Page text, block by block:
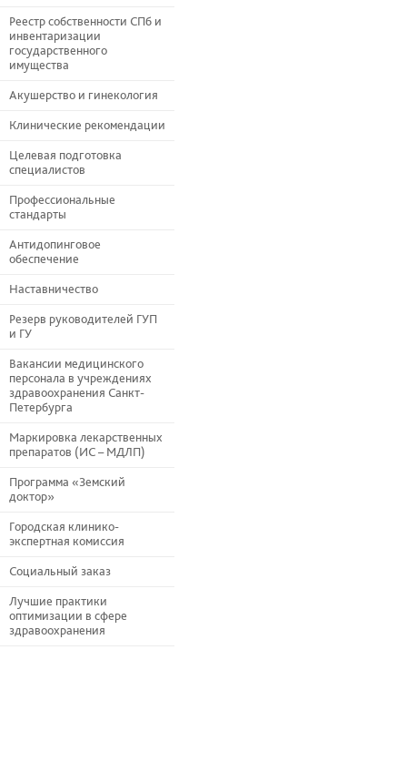
Реестр собственности СПб и
инвентаризации
государственного
имущества
Акушерство и гинекология
Клинические рекомендации
Целевая подготовка
специалистов
Профессиональные
стандарты
Антидопинговое
обеспечение
Наставничество
Резерв руководителей ГУП
и ГУ
Вакансии медицинского
персонала в учреждениях
здравоохранения Санкт-
Петербурга
Маркировка лекарственных
препаратов (ИС – МДЛП)
Программа «Земский
доктор»
Городская клинико-
экспертная комиссия
Социальный заказ
Лучшие практики
оптимизации в сфере
здравоохранения